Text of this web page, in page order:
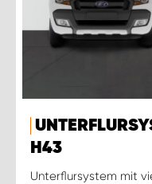
H43
Unterflursystem mit